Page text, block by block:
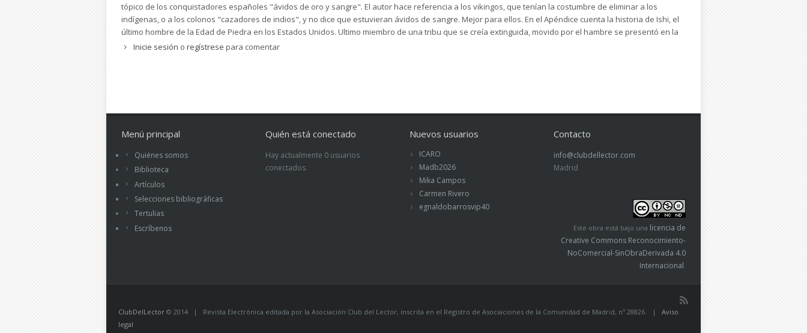
tópico de los conquistadores españoles "ávidos de oro y sangre". El autor hace referencia a los vikingos, que tenían la costumbre de eliminar a los
indígenas, o a los colonos "cazadores de indios", y no dice que estuvieran ávidos de sangre. Mejor para ellos. En el Apéndice cuenta la historia de Ishi, el
último hombre de la Edad de Piedra en los Estados Unidos. Ultimo miembro de una tribu que se creía extinguida, movido por el hambre se presentó en la
localidad de Oroville (California) el 29 de agosto de 1911.
Inicie sesión o regístrese para comentar
Menú principal
Quiénes somos
Biblioteca
Artículos
Selecciones bibliográficas
Tertulias
Escríbenos
Quién está conectado
Hay actualmente 0 usuarios
conectados.
Nuevos usuarios
ICARO
Madb2026
Mika Campos
Carmen Rivero
egnaldobarrosvip40
Contacto
info@clubdellector.com
Madrid
Este obra está bajo una licencia de
Creative Commons Reconocimiento-
NoComercial-SinObraDerivada 4.0
Internacional
ClubDelLector © 2014 | Revista Electrónica editada por la Asociación Club del Lector, inscrita en el Registro de Asociaciones de la Comunidad de Madrid, nº 28826. | Aviso
legal